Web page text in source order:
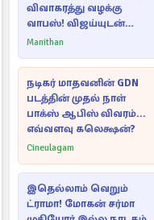
விவாகரத்து வழக்கு
வாபஸ்! விஜய்யுடன்
மீண்டும் இணைவாரா?
Manithan
நடிகர் மாதவனின் GDN
படத்தின் முதல் நாள்
பாக்ஸ் ஆபிஸ் விவரம்...
எவ்வளவு கலெக்ஷன்?
Cineulagam
இதெல்லாம் வெறும்
ட்ராமா! மோகன் சர்மா